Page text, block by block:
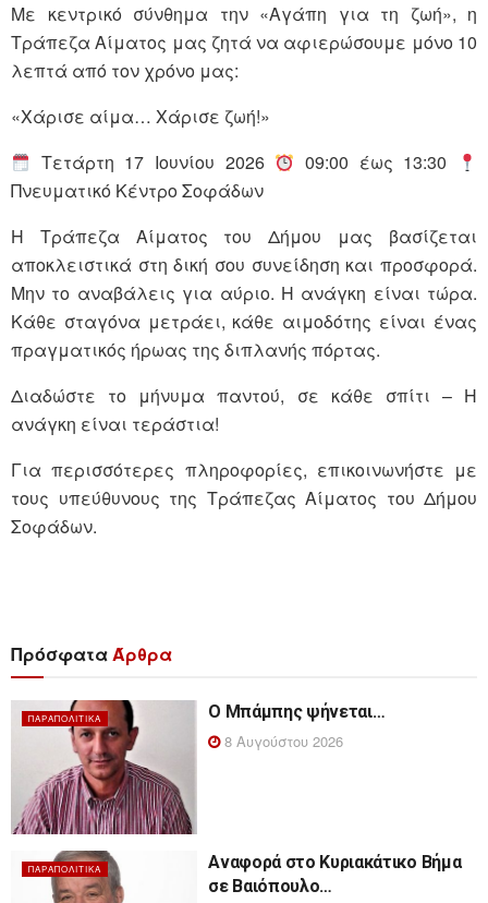
Με κεντρικό σύνθημα την «Αγάπη για τη ζωή», η
Τράπεζα Αίματος μας ζητά να αφιερώσουμε μόνο 10
λεπτά από τον χρόνο μας:
«Χάρισε αίμα… Χάρισε ζωή!»
Τετάρτη 17 Ιουνίου 2026
09:00 έως 13:30
Πνευματικό Κέντρο Σοφάδων
Η Τράπεζα Αίματος του Δήμου μας βασίζεται
αποκλειστικά στη δική σου συνείδηση και προσφορά.
Μην το αναβάλεις για αύριο. Η ανάγκη είναι τώρα.
Κάθε σταγόνα μετράει, κάθε αιμοδότης είναι ένας
πραγματικός ήρωας της διπλανής πόρτας.
Διαδώστε το μήνυμα παντού, σε κάθε σπίτι – Η
ανάγκη είναι τεράστια!
Για περισσότερες πληροφορίες, επικοινωνήστε με
τους υπεύθυνους της Τράπεζας Αίματος του Δήμου
Σοφάδων.
ΠρόσφαταΆρθρα
ΠΑΡΑΠΟΛΙΤΙΚΆ
Ο Μπάμπης ψήνεται…
8 Αυγούστου 2026
ΠΑΡΑΠΟΛΙΤΙΚΆ
Αναφορά στο Κυριακάτικο Βήμα
σε Βαιόπουλο…